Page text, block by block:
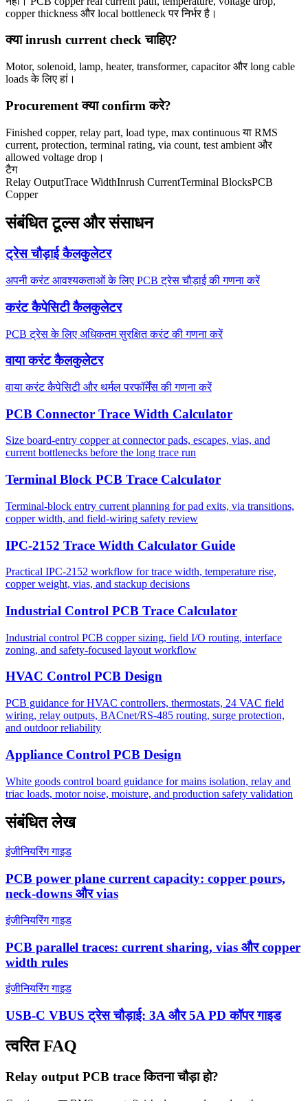
copper thickness और local bottleneck पर निर्भर है।
क्या inrush current check चाहिए?
Motor, solenoid, lamp, heater, transformer, capacitor और long cable
loads के लिए हां।
Procurement क्या confirm करे?
Finished copper, relay part, load type, max continuous या RMS
current, protection, terminal rating, via count, test ambient और
allowed voltage drop।
टैग
Relay OutputTrace WidthInrush CurrentTerminal BlocksPCB
Copper
संबंधित टूल्स और संसाधन
ट्रेस चौड़ाई कैलकुलेटर
अपनी करंट आवश्यकताओं के लिए PCB ट्रेस चौड़ाई की गणना करें
करंट कैपेसिटी कैलकुलेटर
PCB ट्रेस के लिए अधिकतम सुरक्षित करंट की गणना करें
वाया करंट कैलकुलेटर
वाया करंट कैपेसिटी और थर्मल परफॉर्मेंस की गणना करें
PCB Connector Trace Width Calculator
Size board-entry copper at connector pads, escapes, vias, and
current bottlenecks before the long trace run
Terminal Block PCB Trace Calculator
Terminal-block entry current planning for pad exits, via transitions,
copper width, and field-wiring safety review
IPC-2152 Trace Width Calculator Guide
Practical IPC-2152 workflow for trace width, temperature rise,
copper weight, vias, and stackup decisions
Industrial Control PCB Trace Calculator
Industrial control PCB copper sizing, field I/O routing, interface
zoning, and safety-focused layout workflow
HVAC Control PCB Design
PCB guidance for HVAC controllers, thermostats, 24 VAC field
wiring, relay outputs, BACnet/RS-485 routing, surge protection,
and outdoor reliability
Appliance Control PCB Design
White goods control board guidance for mains isolation, relay and
triac loads, motor noise, moisture, and production safety validation
संबंधित लेख
इंजीनियरिंग गाइड
PCB power plane current capacity: copper pours,
neck-downs और vias
इंजीनियरिंग गाइड
PCB parallel traces: current sharing, vias और copper
width rules
इंजीनियरिंग गाइड
USB-C VBUS ट्रेस चौड़ाई: 3A और 5A PD कॉपर गाइड
त्वरित FAQ
Relay output PCB trace कितना चौड़ा हो?